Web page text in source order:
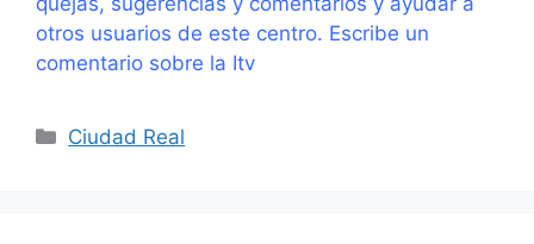
otros usuarios de este centro. Escribe un
comentario sobre la Itv
Categorías
Ciudad Real